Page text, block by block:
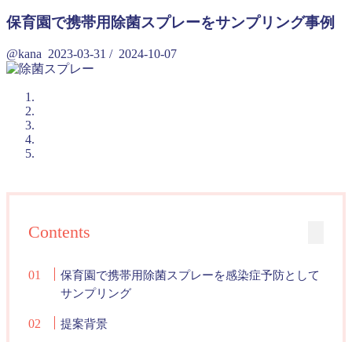
保育園で携帯用除菌スプレーをサンプリング事例
@kana 2023-03-31 / 2024-10-07
Contents
保育園で携帯用除菌スプレーを感染症予防として
サンプリング
提案背景